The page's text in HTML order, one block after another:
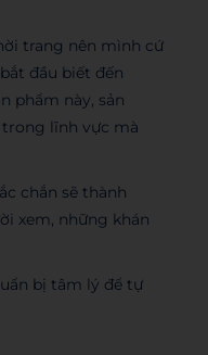
trang nên mình cứ
đầu biết đến
phẩm này, sản
trong lĩnh vực mà
chắn sẽ thành
xem, những khán
bị tâm lý để tự